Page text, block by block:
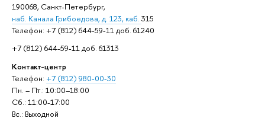
190068, Санкт-Петербург,
наб. Канала Грибоедова, д. 123, каб. 315
Телефон: +7 (812) 644-59-11 доб. 61240
+7 (812) 644-59-11 доб. 61313
Контакт-центр
Телефон: +7 (812) 980-00-30
Пн. – Пт.: 10:00–18:00
Сб.: 11:00-17:00
Вс.: Выходной